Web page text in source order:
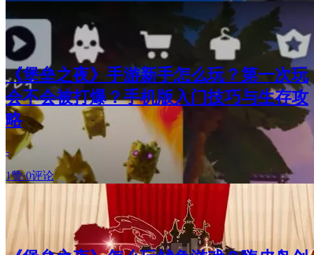
《堡垒之夜》手游新手怎么玩？第一次玩
会不会被打爆？手机版入门技巧与生存攻
略
-
1赞·0评论